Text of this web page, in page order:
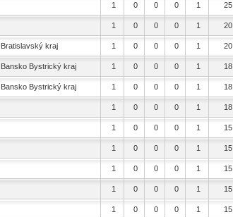
1 0 0 0 1 25
1 0 0 0 1 20
Bratislavský kraj 1 0 0 0 1 20
Bansko Bystrický kraj 1 0 0 0 1 18
Bansko Bystrický kraj 1 0 0 0 1 18
1 0 0 0 1 18
1 0 0 0 1 15
1 0 0 0 1 15
1 0 0 0 1 15
1 0 0 0 1 15
1 0 0 0 1 15